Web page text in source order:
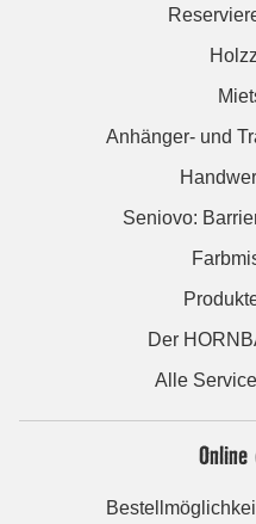
Anhänger- und
Seniovo:
Der
Alle